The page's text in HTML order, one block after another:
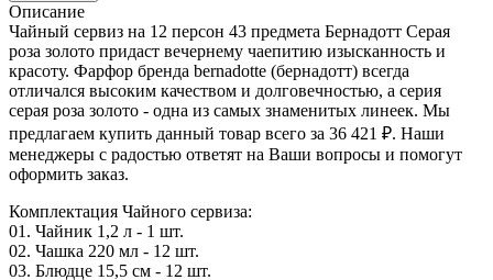
Описание
Чайный сервиз на 12 персон 43 предмета Бернадотт Серая
роза золото придаст вечернему чаепитию изысканность и
красоту. Фарфор бренда bernadotte (бернадотт) всегда
отличался высоким качеством и долговечностью, а серия
серая роза золото - одна из самых знаменитых линеек. Мы
предлагаем купить данный товар всего за 36 421 ₽. Наши
менеджеры с радостью ответят на Ваши вопросы и помогут
оформить заказ.
Комплектация Чайного сервиза:
01. Чайник 1,2 л - 1 шт.
02. Чашка 220 мл - 12 шт.
03. Блюдце 15,5 см - 12 шт.